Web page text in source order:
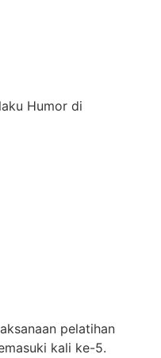
Humor di
pelatihan
kali ke-5.